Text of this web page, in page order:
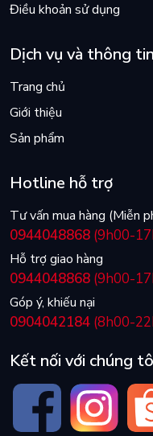
Điều khoản sử dụng
Dịch vụ và thông tin
Trang chủ
Giới thiệu
Sản phẩm
Hotline hỗ trợ
Tư vấn mua hàng (Miễn
0944048868 (9h00-
Hỗ trợ giao hàng
0944048868 (9h00-
Góp ý, khiếu nại
0904042184 (8h00-
Kết nối với chúng